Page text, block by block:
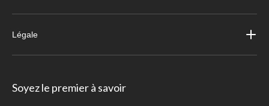
Légale
Soyez le premier à savoir